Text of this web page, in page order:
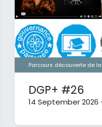
Parcours découverte de
DGP+ #26
14 September 2026